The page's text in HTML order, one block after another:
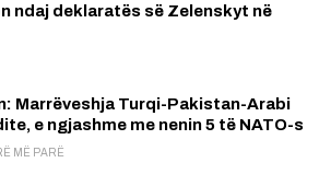
ndaj deklaratës së Zelenskyt në
Marrëveshja Turqi-Pakistan-Arabi
e ngjashme me nenin 5 të NATO-s
MË PARË